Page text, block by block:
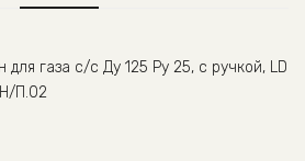
газа с/с Ду 125 Ру 25, с ручкой, LD
П.02